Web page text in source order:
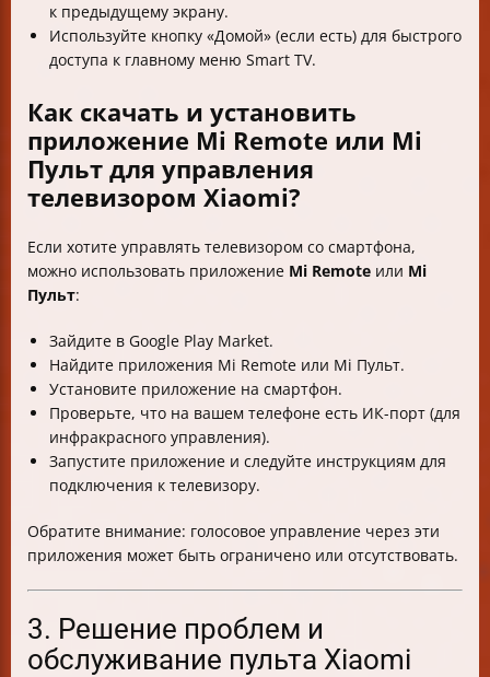
к предыдущему экрану.
Используйте кнопку «Домой» (если есть) для быстрого
доступа к главному меню Smart TV.
Как скачать и установить
приложение Mi Remote или Mi
Пульт для управления
телевизором Xiaomi?
Если хотите управлять телевизором со смартфона,
можно использовать приложение Mi Remote или Mi
Пульт:
Зайдите в Google Play Market.
Найдите приложения Mi Remote или Mi Пульт.
Установите приложение на смартфон.
Проверьте, что на вашем телефоне есть ИК-порт (для
инфракрасного управления).
Запустите приложение и следуйте инструкциям для
подключения к телевизору.
Обратите внимание: голосовое управление через эти
приложения может быть ограничено или отсутствовать.
3. Решение проблем и
обслуживание пульта Xiaomi